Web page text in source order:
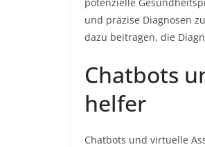
und präzise Diagnosen
dazu beitragen, die
Chatbots
helfer
Chatbots und virtuelle